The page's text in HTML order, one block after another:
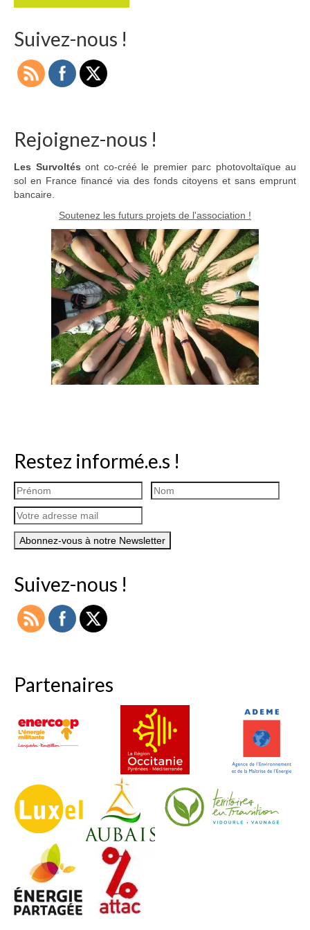
Suivez-nous !
Rejoignez-nous !
Les Survoltés ont co-créé le premier parc photovoltaïque au
sol en France financé via des fonds citoyens et sans emprunt
bancaire.
Soutenez les futurs projets de l'association !
Restez informé.e.s !
Suivez-nous !
Partenaires